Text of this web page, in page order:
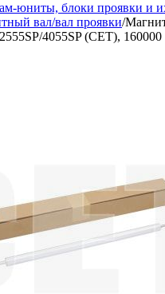
юниты, блоки проявки и
вал/вал проявки/
4055SP (CET), 160000